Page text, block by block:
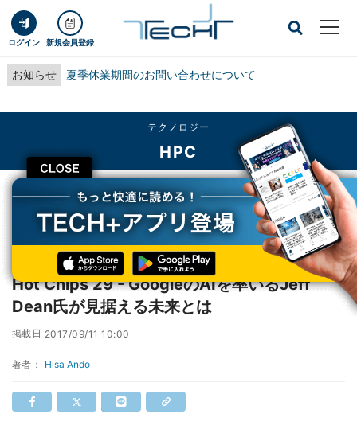
ログイン 新規会員登録
お知らせ 夏季休業期間のお問い合わせについて
CLOSE
テクノロジー
HPC
TECH+ テクノロジー
HPC
Hot Chips 29 - GoogleのAIを率いるJeff Dean氏が見据える未来とは
Hot Chips 29 - GoogleのAIを率いるJeff
Dean氏が見据える未来とは
掲載日 2017/09/11 10:00
著者： Hisa Ando